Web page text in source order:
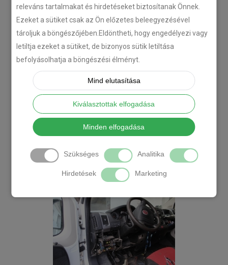
releváns tartalmakat és hirdetéseket biztosítanak Önnek.
Ezeket a sütiket csak az Ön előzetes beleegyezésével
tároljuk a böngészőjében.Eldöntheti, hogy engedélyezi vagy
letiltja ezeket a sütiket, de bizonyos sütik letiltása
befolyásolhatja a böngészési élményt.
Mind elutasítása
Kiválasztottak elfogadása
Minden elfogadása
Szükséges Analitika
Hirdetések Marketing